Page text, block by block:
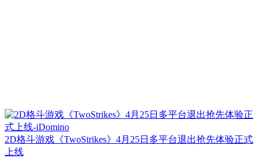
2D格斗游戏《TwoStrikes》4月25日多平台退出抢先体验正式
上线